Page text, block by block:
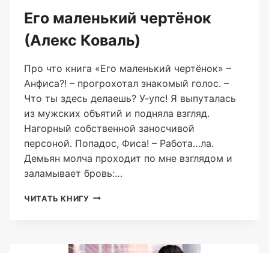
Его маленький чертёнок
(Алекс Коваль)
Про что книга «Его маленький чертёнок» –
Анфиса?! – прогрохотал знакомый голос. –
Что ты здесь делаешь? У-упс! Я выпуталась
из мужских объятий и подняла взгляд.
Нагорный собственной заносчивой
персоной. Попадос, Фиса! – Работа…ла.
Демьян молча проходит по мне взглядом и
заламывает бровь:…
ЧИТАТЬ КНИГУ ЕГО
КОВАЛЬ)